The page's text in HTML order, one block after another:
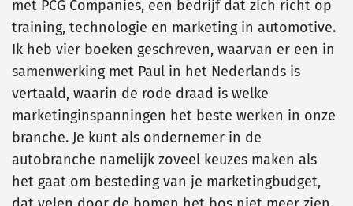
met PCG Companies, een bedrijf dat zich richt op
training, technologie en marketing in automotive.
Ik heb vier boeken geschreven, waarvan er een in
samenwerking met Paul in het Nederlands is
vertaald, waarin de rode draad is welke
marketinginspanningen het beste werken in onze
branche. Je kunt als ondernemer in de
autobranche namelijk zoveel keuzes maken als
het gaat om besteding van je marketingbudget,